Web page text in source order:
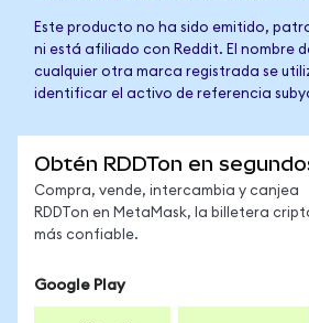
Este producto no ha sido emitido,
ni está afiliado con Reddit. El nombre
cualquier otra marca registrada se
identificar el activo de referencia
Obtén RDDTon en
Compra, vende, intercambia y canjea
RDDTon en MetaMask, la billetera
más confiable.
Google Play